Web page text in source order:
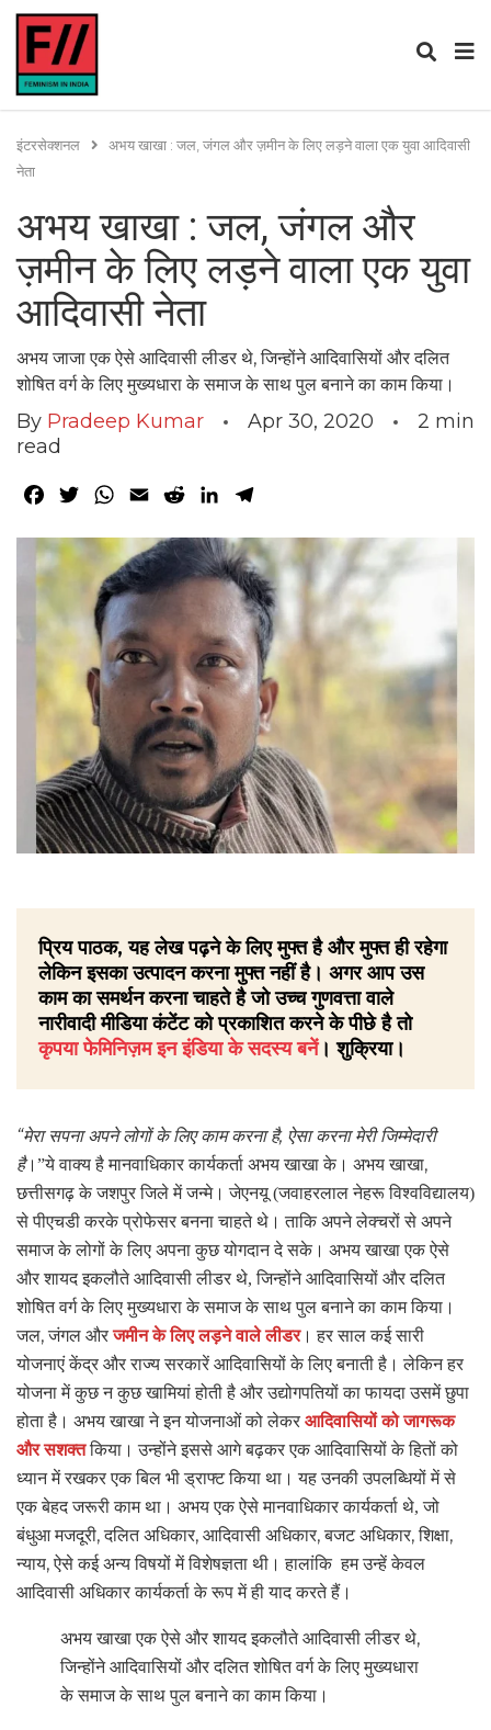
इंटरसेक्शनल
अभय खाखा : जल, जंगल और ज़मीन के लिए लड़ने वाला एक युवा आदिवासी
नेता
अभय खाखा : जल, जंगल और
ज़मीन के लिए लड़ने वाला एक युवा
आदिवासी नेता
अभय जाजा एक ऐसे आदिवासी लीडर थे, जिन्होंने आदिवासियों और दलित
शोषित वर्ग के लिए मुख्यधारा के समाज के साथ पुल बनाने का काम किया।
By Pradeep Kumar Apr 30, 2020 2 min
read
Facebook
TwitterWhatsApp
Email RedditLinkedIn
प्रिय पाठक, यह लेख पढ़ने के लिए मुफ्त है और मुफ्त ही रहेगा
लेकिन इसका उत्पादन करना मुफ्त नहीं है। अगर आप उस
काम का समर्थन करना चाहते है जो उच्च गुणवत्ता वाले
नारीवादी मीडिया कंटेंट को प्रकाशित करने के पीछे है तो
कृपया फेमिनिज़म इन इंडिया के सदस्य बनें। शुक्रिया।
“मेरा सपना अपने लोगों के लिए काम करना है, ऐसा करना मेरी जिम्मेदारी
है।”ये वाक्य है मानवाधिकार कार्यकर्ता अभय खाखा के। अभय खाखा,
छत्तीसगढ़ के जशपुर जिले में जन्मे। जेएनयू (जवाहरलाल नेहरू विश्वविद्यालय)
से पीएचडी करके प्रोफेसर बनना चाहते थे। ताकि अपने लेक्चरों से अपने
समाज के लोगों के लिए अपना कुछ योगदान दे सके। अभय खाखा एक ऐसे
और शायद इकलौते आदिवासी लीडर थे, जिन्होंने आदिवासियों और दलित
शोषित वर्ग के लिए मुख्यधारा के समाज के साथ पुल बनाने का काम किया।
जल,जंगल औरजमीन के लिए लड़ने वाले लीडर। हर साल कई सारी
योजनाएं केंद्र और राज्य सरकारें आदिवासियों के लिए बनाती है। लेकिन हर
योजना में कुछ न कुछ खामियां होती है और उद्योगपतियों का फायदा उसमें छुपा
होता है। अभय खाखा ने इन योजनाओं को लेकर आदिवासियों को जागरूक
और सशक्त किया। उन्होंने इससे आगे बढ़कर एक आदिवासियों के हितों को
ध्यान में रखकर एक बिल भी ड्राफ्ट किया था। यह उनकी उपलब्धियों में से
एक बेहद जरूरी काम था। अभय एक ऐसे मानवाधिकार कार्यकर्ता थे, जो
बंधुआ मजदूरी,दलित अधिकार, आदिवासी अधिकार,बजट अधिकार,शिक्षा,
न्याय,ऐसे कई अन्य विषयों में विशेषज्ञता थी। हालांकि हम उन्हें केवल
आदिवासी अधिकार कार्यकर्ता के रूप में ही याद करते हैं।
अभय खाखा एक ऐसे और शायद इकलौते आदिवासी लीडर थे,
जिन्होंने आदिवासियों और दलित शोषित वर्ग के लिए मुख्यधारा
के समाज के साथ पुल बनाने का काम किया।